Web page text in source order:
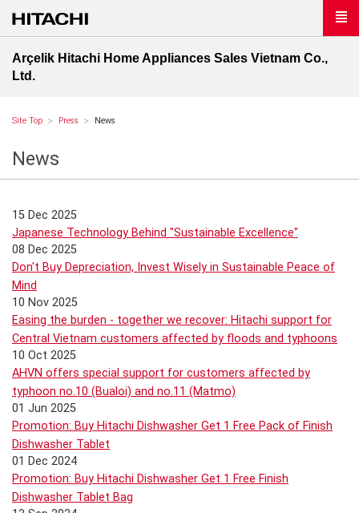
Arçelik Hitachi Home Appliances Sales Vietnam Co.,
Ltd.
Site Top Press News
News
15 Dec 2025
Japanese Technology Behind "Sustainable Excellence"
08 Dec 2025
Don't Buy Depreciation, Invest Wisely in Sustainable Peace of
Mind
10 Nov 2025
Easing the burden - together we recover: Hitachi support for
Central Vietnam customers affected by floods and typhoons
10 Oct 2025
AHVN offers special support for customers affected by
typhoon no.10 (Bualoi) and no.11 (Matmo)
01 Jun 2025
Promotion: Buy Hitachi Dishwasher Get 1 Free Pack of Finish
Dishwasher Tablet
01 Dec 2024
Promotion: Buy Hitachi Dishwasher Get 1 Free Finish
Dishwasher Tablet Bag